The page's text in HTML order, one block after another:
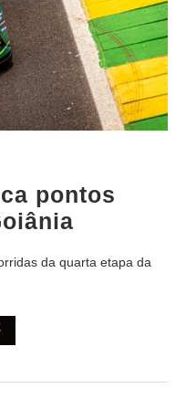
pontos
da quarta etapa da